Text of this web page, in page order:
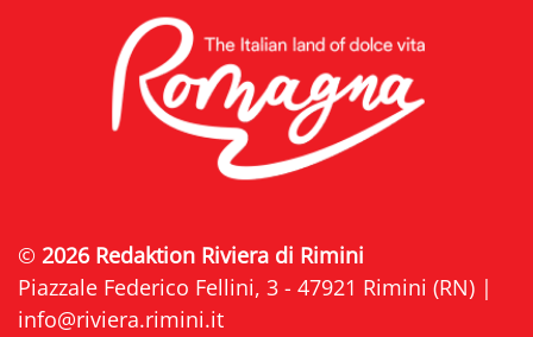
© 2026 Redaktion Riviera di Rimini
Piazzale Federico Fellini, 3 - 47921 Rimini (RN) |
info@riviera.rimini.it